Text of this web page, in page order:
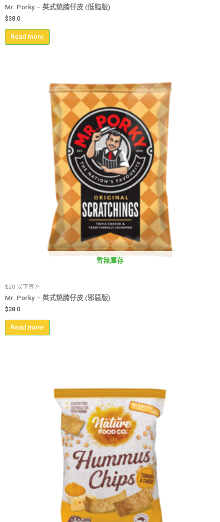
Mr. Porky – 英式燒腩仔皮 (低脂版)
$38.0
Read more
暫無庫存
$20 以下專區
Mr. Porky – 英式燒腩仔皮 (邪惡版)
$38.0
Read more